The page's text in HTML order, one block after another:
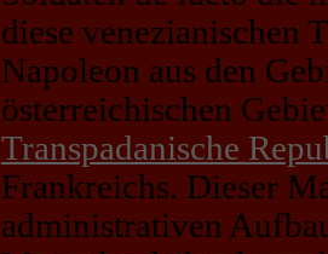
diese venezianischen
Napoleon aus den
österreichischen
Transpadanische
Frankreichs. Dieser
administrativen